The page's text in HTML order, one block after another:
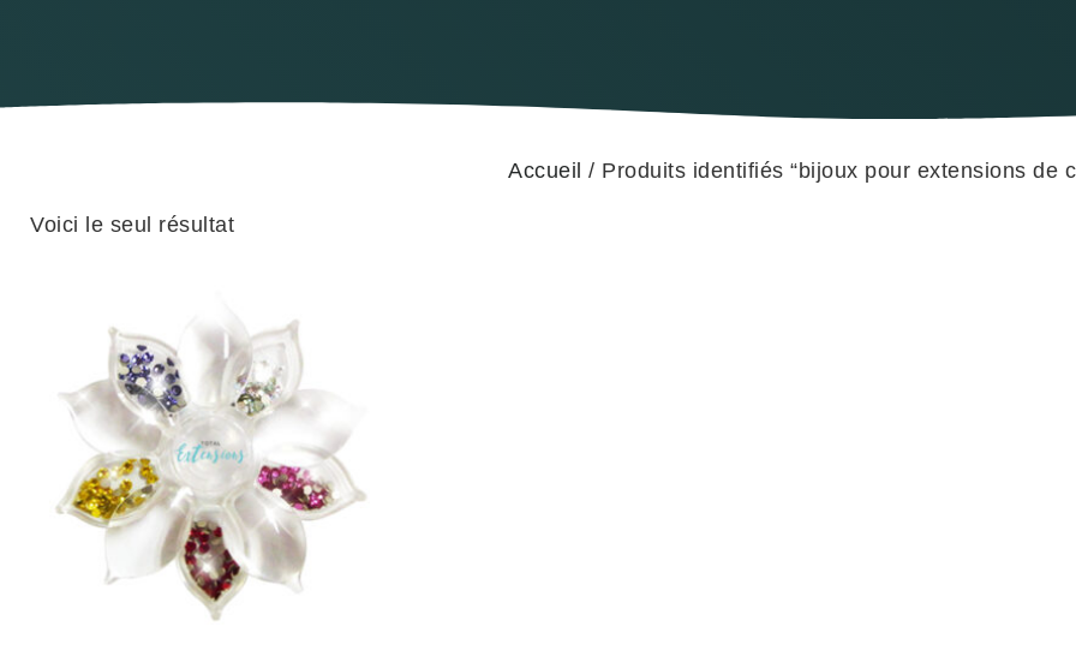
Accueil / Produits identifiés “bijoux pour extensions de
Voici le seul résultat